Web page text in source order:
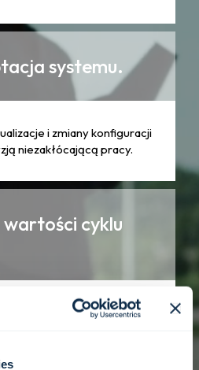
systemu.
i zmiany konfiguracji
niezakłócającą pracy.
cyklu
mające na celu